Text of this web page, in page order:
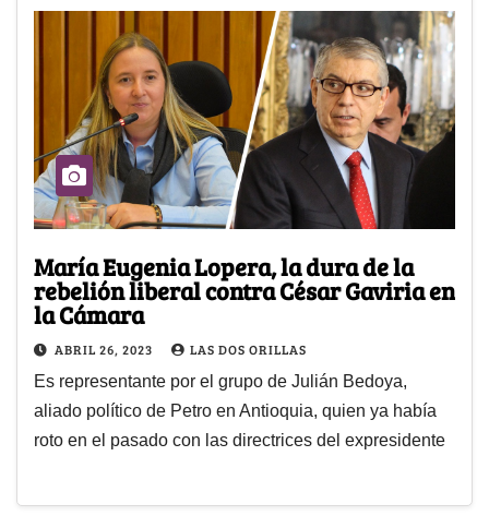
María Eugenia Lopera, la dura de la
rebelión liberal contra César Gaviria en
la Cámara
ABRIL 26, 2023 LAS DOS ORILLAS
Es representante por el grupo de Julián Bedoya,
aliado político de Petro en Antioquia, quien ya había
roto en el pasado con las directrices del expresidente